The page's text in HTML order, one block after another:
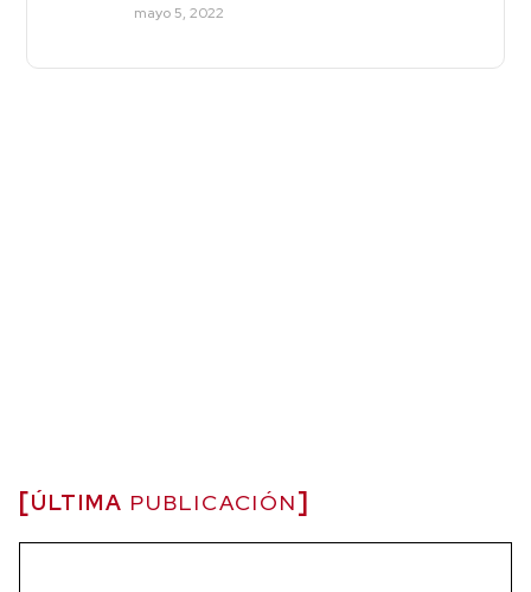
mayo 5, 2022
ÚLTIMA PUBLICACIÓN